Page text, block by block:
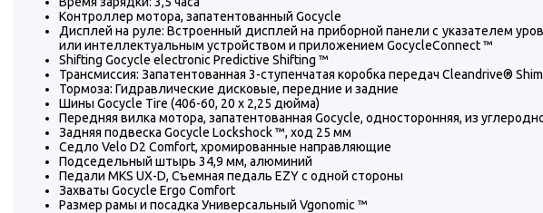
Контроллер мотора, запатентованный Gocycle
Дисплей на руле: Встроенный дисплей на приборной панели с указателем
или интеллектуальным устройством и приложением GocycleConnect ™
Shifting Gocycle electronic Predictive Shifting ™
Трансмиссия: Запатентованная 3-ступенчатая коробка передач Cleandrive®
Тормоза: Гидравлические дисковые, передние и задние
Шины Gocycle Tire (406-60, 20 x 2,25 дюйма)
Передняя вилка мотора, запатентованная Gocycle, односторонняя, из
Задняя подвеска Gocycle Lockshock ™, ход 25 мм
Седло Velo D2 Comfort, хромированные направляющие
Подседельный штырь 34,9 мм, алюминий
Педали MKS UX-D, Съемная педаль EZY с одной стороны
Захваты Gocycle Ergo Comfort
Размер рамы и посадка Универсальный Vgonomic ™